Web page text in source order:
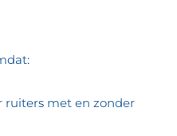
ruiters met en zonder